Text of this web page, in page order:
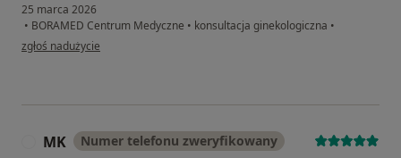
25 marca 2026
• BORAMED Centrum Medyczne • konsultacja ginekologiczna •
w opinii użytkownika Karolina
zgłoś nadużycie
MK Numer telefonu zweryfikowany